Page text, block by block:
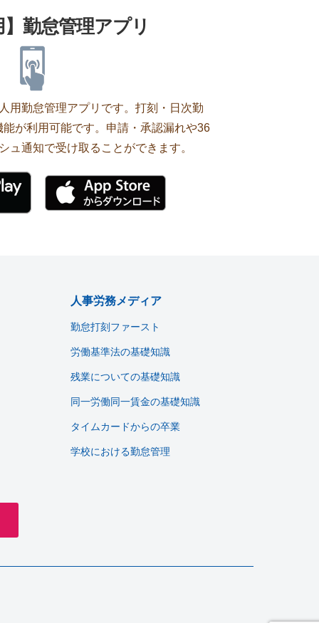
勤怠管理アプリ
用勤怠管理アプリです。打刻・日次勤
が利用可能です。申請・承認漏れや36
ュ通知で受け取ることができます。
人事労務メディア
勤怠打刻ファースト
労働基準法の基礎知識
残業についての基礎知識
同一労働同一賃金の基礎知識
タイムカードからの卒業
学校における勤怠管理